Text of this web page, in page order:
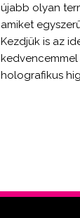
újabb olyan
amiket
Kezdjük is az
kedvencemmel
holografikus